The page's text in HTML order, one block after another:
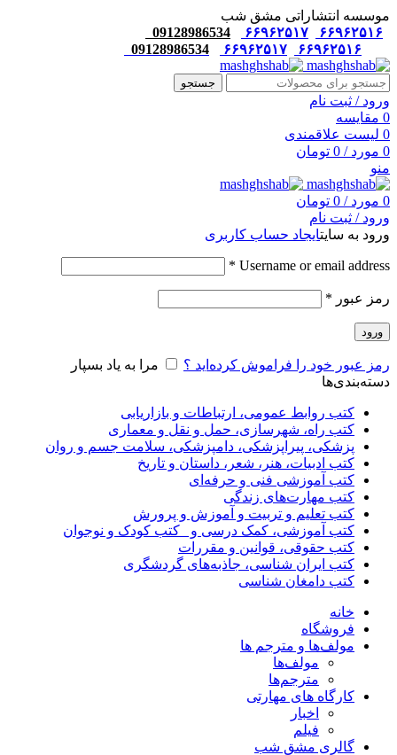
موسسه انتشاراتی مشق شب
۶۶۹۶۲۵۱۶
۶۶۹۶۲۵۱۷
09128986534
۶۶۹۶۲۵۱۶
۶۶۹۶۲۵۱۷ 09128986534
جستجو
ورود / ثبت نام
0 مقایسه
0 لیست علاقمندی
0 مورد /
0 تومان
منو
0 مورد /
0 تومان
ورود / ثبت نام
ورود به سایتایجاد حساب کاربری
Username or email address
*
رمز عبور *
ورود
رمز عبور خود را فراموش کرده‌اید ؟
مرا به یاد بسپار
دسته‌بندی‌ها
کتب روابط عمومی، ارتباطات و بازاریابی
کتب راه، شهرسازی، حمل و نقل و معماری
پزشکی، پیراپزشکی، دامپزشکی، سلامت جسم و روان
کتب ادبیات، هنر، شعر، داستان و تاریخ
کتب آموزشی فنی و حرفه‌ای
کتب مهارت‌های زندگی
کتب تعلیم و تربیت و آموزش و پرورش
کتب آموزشی، کمک درسی و _کتب کودک و نوجوان
کتب حقوقی، قوانین و مقررات
کتب ایران شناسی، جاذبه‌های گردشگری
کتب دامغان شناسی
خانه
فروشگاه
مولف‌ها و مترجم ها
مولف‌ها
مترجم‌ها
کارگاه های مهارتی
اخبار
فیلم
گالری مشق شب